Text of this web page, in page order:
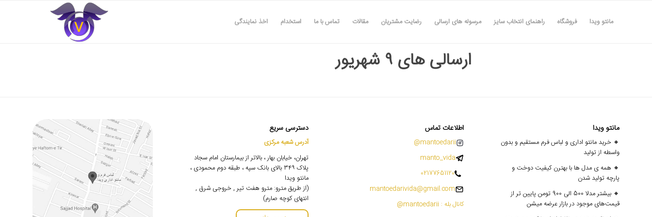
مانتو ویدا فروشگاه راهنمای انتخاب سایز مرسوله های ارسالی رضایت مشتریان مقالات تماس با ما استخدام اخذ نمایندگی
ارسالی های ۹ شهریور
مانتو ویدا
🔸 خرید مانتو اداری و لباس فرم مستقیم و بدون
واسطه از تولید
🔸 همه ی مدل ها با بهترن کیفیت دوخت و
پارچه تولید شدن
🔸 بیشتر مدلا 500 الی 900 تومن پایین تر از
قیمت‌های موجود در بازار عرضه میشن
اطلاعات تماس
mantoedarii@
manto_vida
02177651120
mantoedarivida@gmail.com
کانال بله : mantoedarii@
دسترسی سریع
آدرس شعبه مرکزی
تهران، خیابان بهار ، بالاتر از بیمارستان امام سجاد
پلاک ۳۴۹ بالای بانک سپه ، طبقه دوم محمودی ،
مانتو ویدا
(از طریق مترو: مترو هفت تیر , خروجی شرق ,
انتهای کوچه صارم)